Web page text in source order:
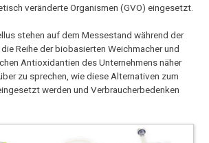
veränderte Organismen (GVO) eingesetzt.
stehen auf dem Messestand während der
Reihe der biobasierten Weichmacher und
Antioxidantien des Unternehmens näher
zu sprechen, wie diese Alternativen zum
werden und Verbraucherbedenken